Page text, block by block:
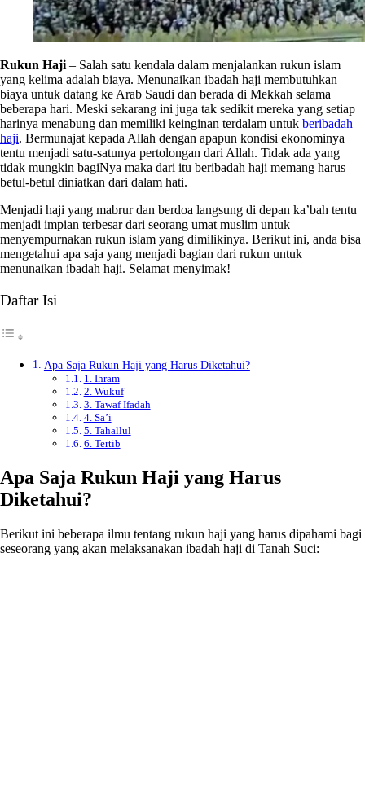
Rukun Haji – Salah satu kendala dalam menjalankan rukun islam
yang kelima adalah biaya. Menunaikan ibadah haji membutuhkan
biaya untuk datang ke Arab Saudi dan berada di Mekkah selama
beberapa hari. Meski sekarang ini juga tak sedikit mereka yang setiap
harinya menabung dan memiliki keinginan terdalam untuk beribadah
haji. Bermunajat kepada Allah dengan apapun kondisi ekonominya
tentu menjadi satu-satunya pertolongan dari Allah. Tidak ada yang
tidak mungkin bagiNya maka dari itu beribadah haji memang harus
betul-betul diniatkan dari dalam hati.
Menjadi haji yang mabrur dan berdoa langsung di depan ka’bah tentu
menjadi impian terbesar dari seorang umat muslim untuk
menyempurnakan rukun islam yang dimilikinya. Berikut ini, anda bisa
mengetahui apa saja yang menjadi bagian dari rukun untuk
menunaikan ibadah haji. Selamat menyimak!
Daftar Isi
Apa Saja Rukun Haji yang Harus Diketahui?
1. Ihram
2. Wukuf
3. Tawaf Ifadah
4. Sa’i
5. Tahallul
6. Tertib
Apa Saja Rukun Haji yang Harus
Diketahui?
Berikut ini beberapa ilmu tentang rukun haji yang harus dipahami bagi
seseorang yang akan melaksanakan ibadah haji di Tanah Suci: